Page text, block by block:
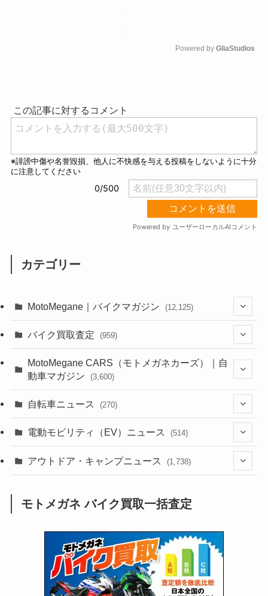
Powered by GliaStudios
カテゴリー
MotoMegane｜バイクマガジン (12,125)
(44)
(637)
(118)
(60)
(31)
(51)
(34)
(5)
(252)
(38)
(24)
(16)
(25)
(24)
(249)
(64)
(16)
(62)
(4)
(306)
(6,953)
(2,473)
(249)
(1,226)
(12)
(131)
(38)
(167)
(85)
(171)
(66)
(16)
(141)
(254)
(1,139)
(166)
(23)
(33)
(415)
(16)
バイク買取査定 (959)
(352)
MotoMegane CARS（モトメガネカーズ）｜自
動車マガジン
(3,600)
(185)
(137)
(72)
(2,741)
(126)
(170)
自転車ニュース (270)
(54)
(211)
電動モビリティ（EV）ニュース (514)
(132)
(171)
(118)
(27)
アウトドア・キャンプニュース (1,738)
(1,605)
(147)
(13)
モトメガネ バイク買取一括査定